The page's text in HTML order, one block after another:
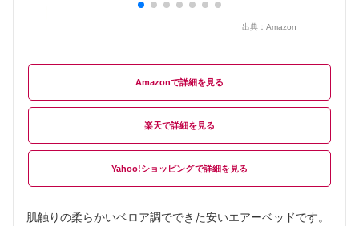
出典： Amazon
Amazon
楽天
Yahoo!ショッピング
肌触りの柔らかいベロア調でできた安いエアーベッドです。